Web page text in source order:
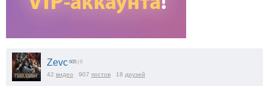
Zevc 605 | 0
42 видео 907 постов 18 друзей